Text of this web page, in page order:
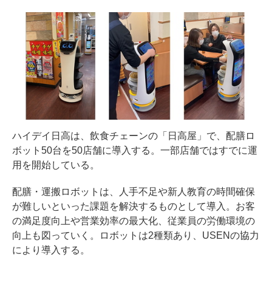
ハイデイ日高は、飲食チェーンの「日高屋」で、配膳ロ
ボット50台を50店舗に導入する。一部店舗ではすでに運
用を開始している。
配膳・運搬ロボットは、人手不足や新人教育の時間確保
が難しいといった課題を解決するものとして導入。お客
の満足度向上や営業効率の最大化、従業員の労働環境の
向上も図っていく。ロボットは2種類あり、USENの協力
により導入する。